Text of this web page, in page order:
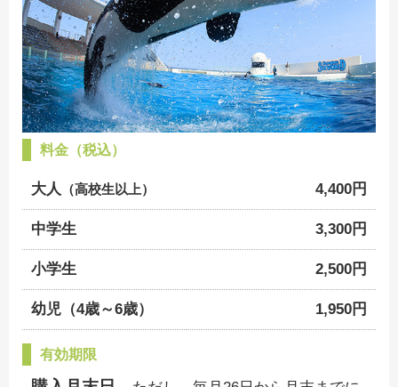
料金（税込）
大人 （高校生以上） 4,400円
中学生 3,300円
小学生 2,500円
幼児（4歳～6歳） 1,950円
有効期限